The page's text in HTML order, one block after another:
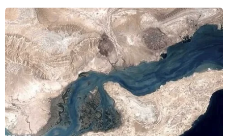
Khói mù tại khu vực Cầu Cảng ở Sydney (Australia), ngày
13/9/2023. (Ảnh: AFP/TTXVN)
Ngày 19/2, nhà chức trách bang New South
Wales của Australia cho biết đã phát hiện thêm